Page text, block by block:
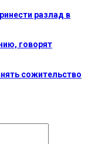
разлад в
говорят
сожительство